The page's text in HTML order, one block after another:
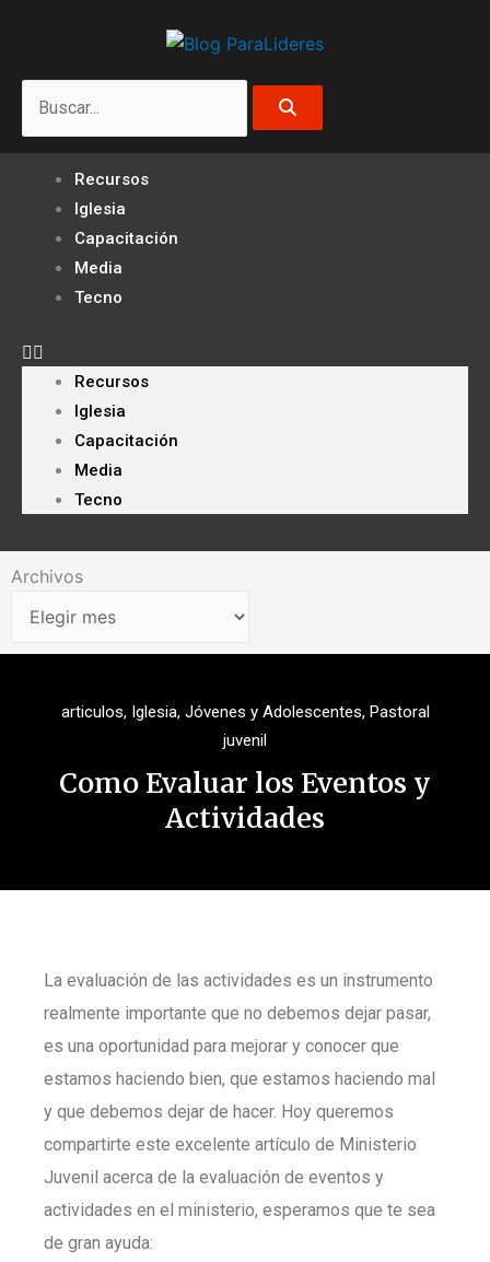
Recursos
Iglesia
Capacitación
Media
Tecno
Recursos
Iglesia
Capacitación
Media
Tecno
Archivos
Archivos
articulos, Iglesia, Jóvenes y Adolescentes, Pastoral
juvenil
Como Evaluar los Eventos y
Actividades
La evaluación de las actividades es un instrumento
realmente importante que no debemos dejar pasar,
es una oportunidad para mejorar y conocer que
estamos haciendo bien, que estamos haciendo mal
y que debemos dejar de hacer. Hoy queremos
compartirte este excelente artículo de Ministerio
Juvenil acerca de la evaluación de eventos y
actividades en el ministerio, esperamos que te sea
de gran ayuda: